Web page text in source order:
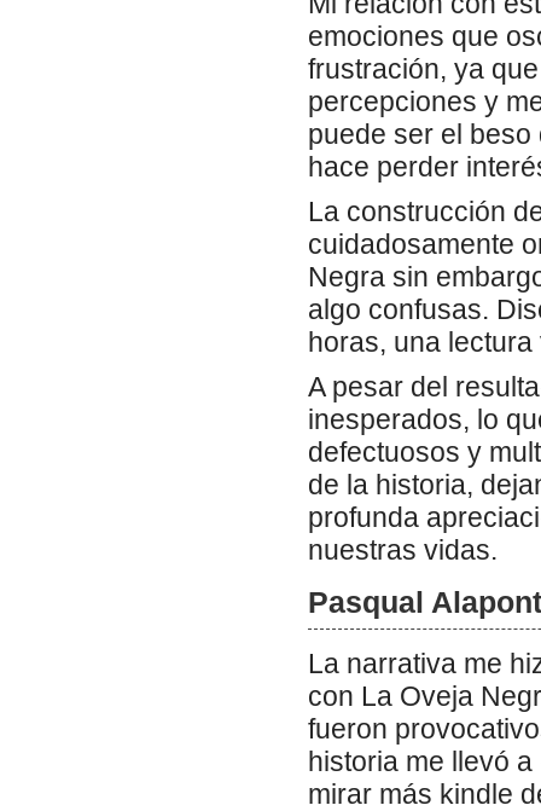
emociones que
frustración, ya
percepciones y
puede ser el
hace perder
La construcción
cuidadosamente
Negra sin
algo confusas.
horas, una
A pesar del
inesperados, lo
defectuosos y
de la historia,
profunda
nuestras vidas.
Pasqual
La narrativa me
con La Oveja
fueron
historia me llevó
mirar más kindle